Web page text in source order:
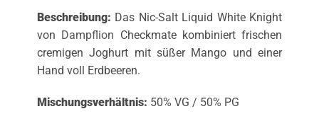
Beschreibung: Das Nic-Salt Liquid White Knight
von Dampflion Checkmate kombiniert frischen
cremigen Joghurt mit süßer Mango und einer
Hand voll Erdbeeren.
Mischungsverhältnis: 50% VG / 50% PG